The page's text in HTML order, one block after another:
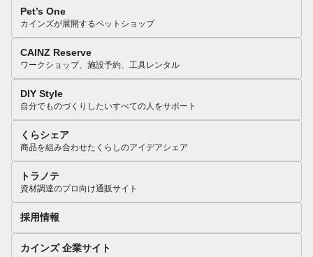
Pet’s One
カインズが展開するペットショップ
CAINZ Reserve
ワークショップ、施設予約、工具レンタル
DIY Style
自分でものづくりしたいすべての人をサポート
くらシェア
商品を組み合わせたくらしのアイデアシェア
トラノテ
資材調達のプロ向け通販サイト
採用情報
カインズ 企業サイト